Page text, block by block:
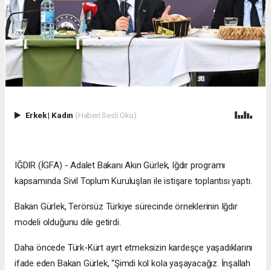
Erkek| Kadın (Haberi Sesli Oku)
IĞDIR (İGFA) - Adalet Bakanı Akın Gürlek, Iğdır programı
kapsamında Sivil Toplum Kuruluşları ile istişare toplantısı yaptı.
Bakan Gürlek, Terörsüz Türkiye sürecinde örneklerinin Iğdır
modeli olduğunu dile getirdi.
Daha öncede Türk-Kürt ayırt etmeksizin kardeşçe yaşadıklarını
ifade eden Bakan Gürlek, “Şimdi kol kola yaşayacağız. İnşallah